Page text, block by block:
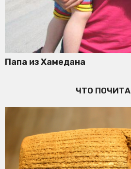
Папа из Хамедана
ЧТО